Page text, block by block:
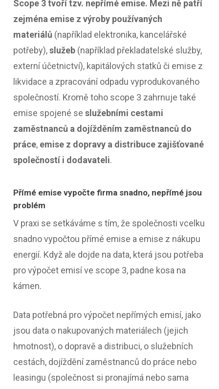
Scope 3 tvoří tzv. nepřímé emise. Mezi ně patří
zejména emise z výroby používaných
materiálů (například elektronika, kancelářské
potřeby),služeb(například překladatelské služby,
externí účetnictví), kapitálových statků či emise z
likvidace a zpracování odpadu vyprodukovaného
společností. Kromě toho scope 3 zahrnuje také
emise spojené se služebními cestami
zaměstnanců a dojížděním zaměstnanců do
práce, emise z dopravy a distribuce zajišťované
společností i dodavateli.
Přímé emise vypočte firma snadno, nepřímé jsou
problém
V praxi se setkáváme s tím, že společnosti vcelku
snadno vypočtou přímé emise a emise z nákupu
energií. Když ale dojde na data, která jsou potřeba
pro výpočet emisí ve scope 3, padne kosa na
kámen.
Data potřebná pro výpočet nepřímých emisí, jako
jsou data o nakupovaných materiálech (jejich
hmotnost), o dopravě a distribuci, o služebních
cestách, dojíždění zaměstnanců do práce nebo
leasingu (společnost si pronajímá nebo sama